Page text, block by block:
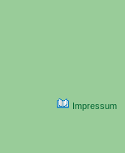
Impressum